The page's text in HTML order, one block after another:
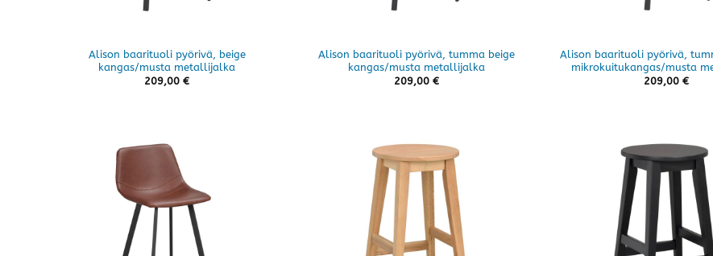
Alison baarituoli pyörivä, beige
kangas/musta metallijalka
209,00 €
Alison baarituoli pyörivä, tumma beige
kangas/musta metallijalka
209,00 €
Alison baarituoli pyörivä,
mikrokuitukangas/musta
209,00 €